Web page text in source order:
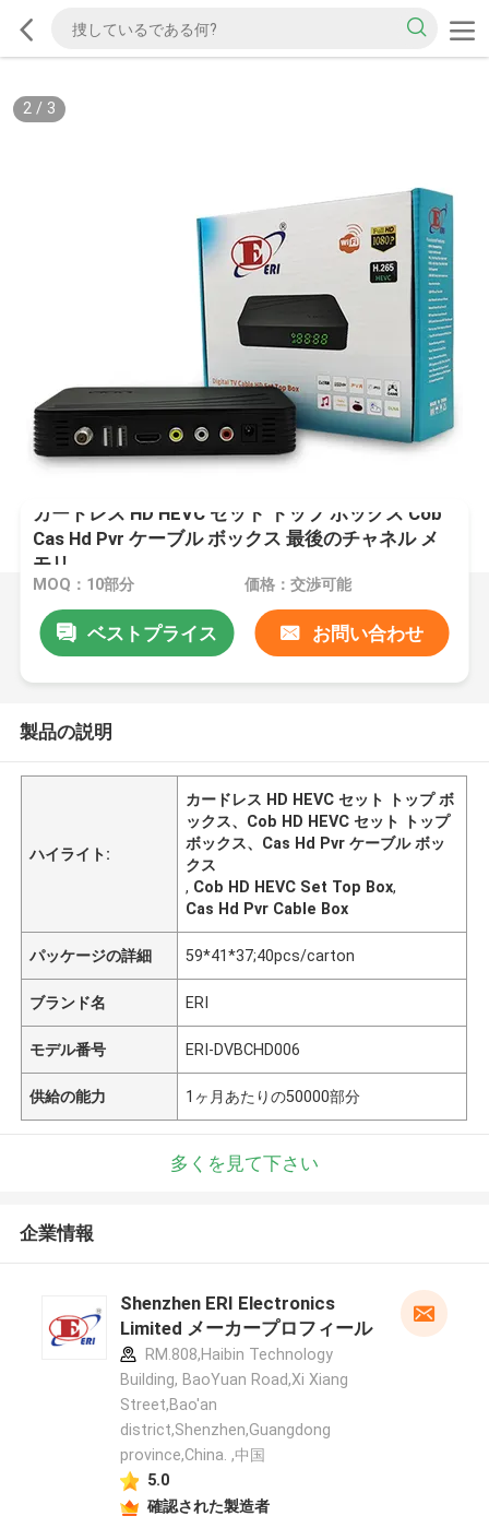
2/ 3
カードレス HD HEVC セット トップ ボックス Cob
Cas Hd Pvr ケーブル ボックス 最後のチャネル メ
モリ
MOQ：10部分 価格：交渉可能
ベストプライス お問い合わせ
製品の説明
ハイライト:
カードレス HD HEVC セット トップ ボ
ックス、Cob HD HEVC セット トップ
ボックス、Cas Hd Pvr ケーブル ボッ
クス
, Cob HD HEVC Set Top Box,
Cas Hd Pvr Cable Box
パッケージの詳細 59*41*37;40pcs/carton
ブランド名 ERI
モデル番号 ERI-DVBCHD006
供給の能力 1ヶ月あたりの50000部分
多くを見て下さい
企業情報
Shenzhen ERI Electronics
Limited メーカープロフィール
RM.808,Haibin Technology
Building, BaoYuan Road,Xi Xiang
Street,Bao'an
district,Shenzhen,Guangdong
province,China. ,中国
5.0
確認された製造者